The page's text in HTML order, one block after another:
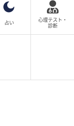
占い
心理テスト・
診断